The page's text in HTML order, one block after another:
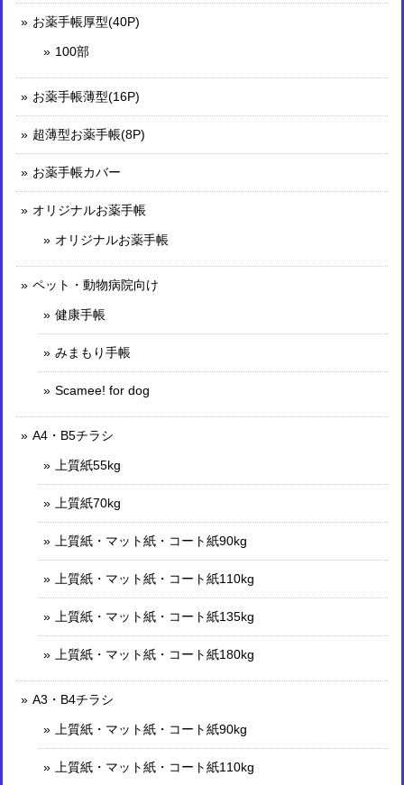
お薬手帳厚型(40P)
100部
お薬手帳薄型(16P)
超薄型お薬手帳(8P)
お薬手帳カバー
オリジナルお薬手帳
オリジナルお薬手帳
ペット・動物病院向け
健康手帳
みまもり手帳
Scamee! for dog
A4・B5チラシ
上質紙55kg
上質紙70kg
上質紙・マット紙・コート紙90kg
上質紙・マット紙・コート紙110kg
上質紙・マット紙・コート紙135kg
上質紙・マット紙・コート紙180kg
A3・B4チラシ
上質紙・マット紙・コート紙90kg
上質紙・マット紙・コート紙110kg